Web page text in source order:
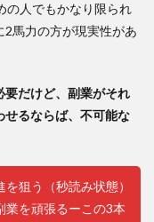
の人でもかなり限られ
馬力の方が現実性があ
要だけど、副業がそれ
せるならば、不可能な
狙う（秒読み状態）
業を頑張るーこの3本